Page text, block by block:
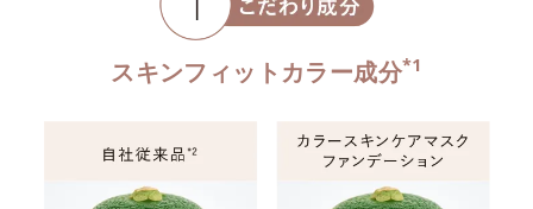
スキンフィットカラー成分*1